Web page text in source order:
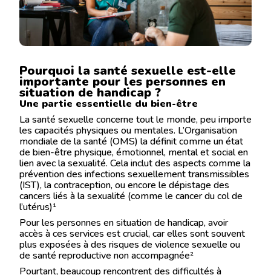
Pourquoi la santé sexuelle est-elle
importante pour les personnes en
situation de handicap ?
Une partie essentielle du bien-être
La santé sexuelle concerne tout le monde, peu importe
les capacités physiques ou mentales. L’Organisation
mondiale de la santé (OMS) la définit comme un état
de bien-être physique, émotionnel, mental et social en
lien avec la sexualité. Cela inclut des aspects comme la
prévention des infections sexuellement transmissibles
(IST), la contraception, ou encore le dépistage des
cancers liés à la sexualité (comme le cancer du col de
l’utérus)​¹
Pour les personnes en situation de handicap, avoir
accès à ces services est crucial, car elles sont souvent
plus exposées à des risques de violence sexuelle ou
de santé reproductive non accompagnée²
Pourtant, beaucoup rencontrent des difficultés à